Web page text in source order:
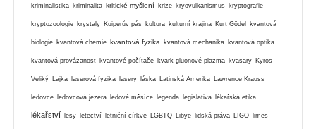
kriminalistika kriminalita kritické myšlení krize kryovulkanismus kryptografie
kryptozoologie krystaly Kuiperův pás kultura kulturní krajina Kurt Gödel kvantová
biologie kvantová chemie kvantová fyzika kvantová mechanika kvantová optika
kvantová provázanost kvantové počítače kvark-gluonové plazma kvasary Kyros
Veliký Lajka laserová fyzika lasery láska Latinská Amerika Lawrence Krauss
ledovce ledovcová jezera ledové měsíce legenda legislativa lékařská etika
lékařství lesy letectví letniční církve LGBTQ Libye lidská práva LIGO limes